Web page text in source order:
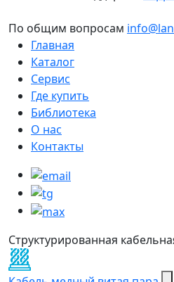
По общим вопросам
Главная
Каталог
Сервис
Где купить
Библиотека
О нас
Контакты
Структурированная